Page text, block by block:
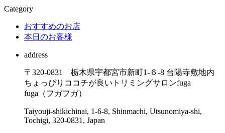
Category
おすすめのお店
本日のお客様
address
〒320-0831 栃木県宇都宮市新町1-６-8 台陽寺敷地内
ちょっぴりココチが良いトリミングサロンfuga
fuga（フガフガ）
Taiyouji-shikichinai, 1-6-8, Shinmachi, Utsunomiya-shi,
Tochigi, 320-0831, Japan